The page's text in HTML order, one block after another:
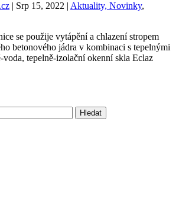
| Srp 15, 2022 | Aktuality, Novinky,
se použije vytápění a chlazení stropem
betonového jádra v kombinaci s tepelnými
voda, tepelně-izolační okenní skla Eclaz